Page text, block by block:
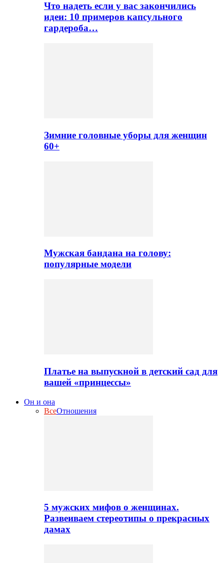
Что надеть если у вас закончились
идеи: 10 примеров капсульного
гардероба…
Зимние головные уборы для женщин
60+
Мужская бандана на голову:
популярные модели
Платье на выпускной в детский сад для
вашей «принцессы»
Он и она
ВсеОтношения
5 мужских мифов о женщинах.
Развеиваем стереотипы о прекрасных
дамах